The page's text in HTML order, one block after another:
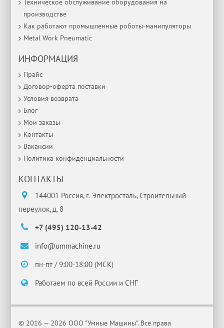
Техническое обслуживание оборудования на
производстве
Как работают промышленные роботы-манипуляторы
Metal Work Pneumatic
ИНФОРМАЦИЯ
Прайс
Договор-оферта поставки
Условия возврата
Блог
Мои заказы
Контакты
Вакансии
Политика конфиденциальности
КОНТАКТЫ
144001 Россия, г. Электросталь, Строительный
переулок, д. 8
+7 (495) 120-13-42
info@ummachine.ru
пн-пт / 9:00-18:00 (МСК)
Работаем по всей России и СНГ
© 2016 — 2026 ООО "Умные Машины". Все права